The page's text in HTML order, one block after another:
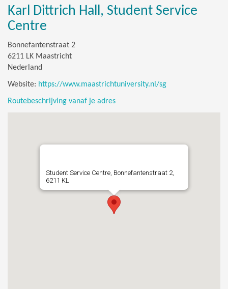
Karl Dittrich Hall, Student Service
Centre
Bonnefantenstraat 2
6211 LK Maastricht
Nederland
Website: https://www.maastrichtuniversity.nl/sg
Routebeschrijving vanaf je adres
Student Service Centre, Bonnefantenstraat 2,
6211 KL